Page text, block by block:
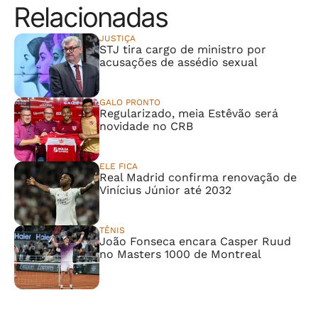
Relacionadas
JUSTIÇA
STJ tira cargo de ministro por
acusações de assédio sexual
GALO PRONTO
Regularizado, meia Estêvão será
novidade no CRB
ELE FICA
Real Madrid confirma renovação de
Vinícius Júnior até 2032
TÊNIS
João Fonseca encara Casper Ruud
no Masters 1000 de Montreal